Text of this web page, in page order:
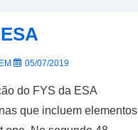
05/07/2019
do FYS da ESA
que incluem elementos